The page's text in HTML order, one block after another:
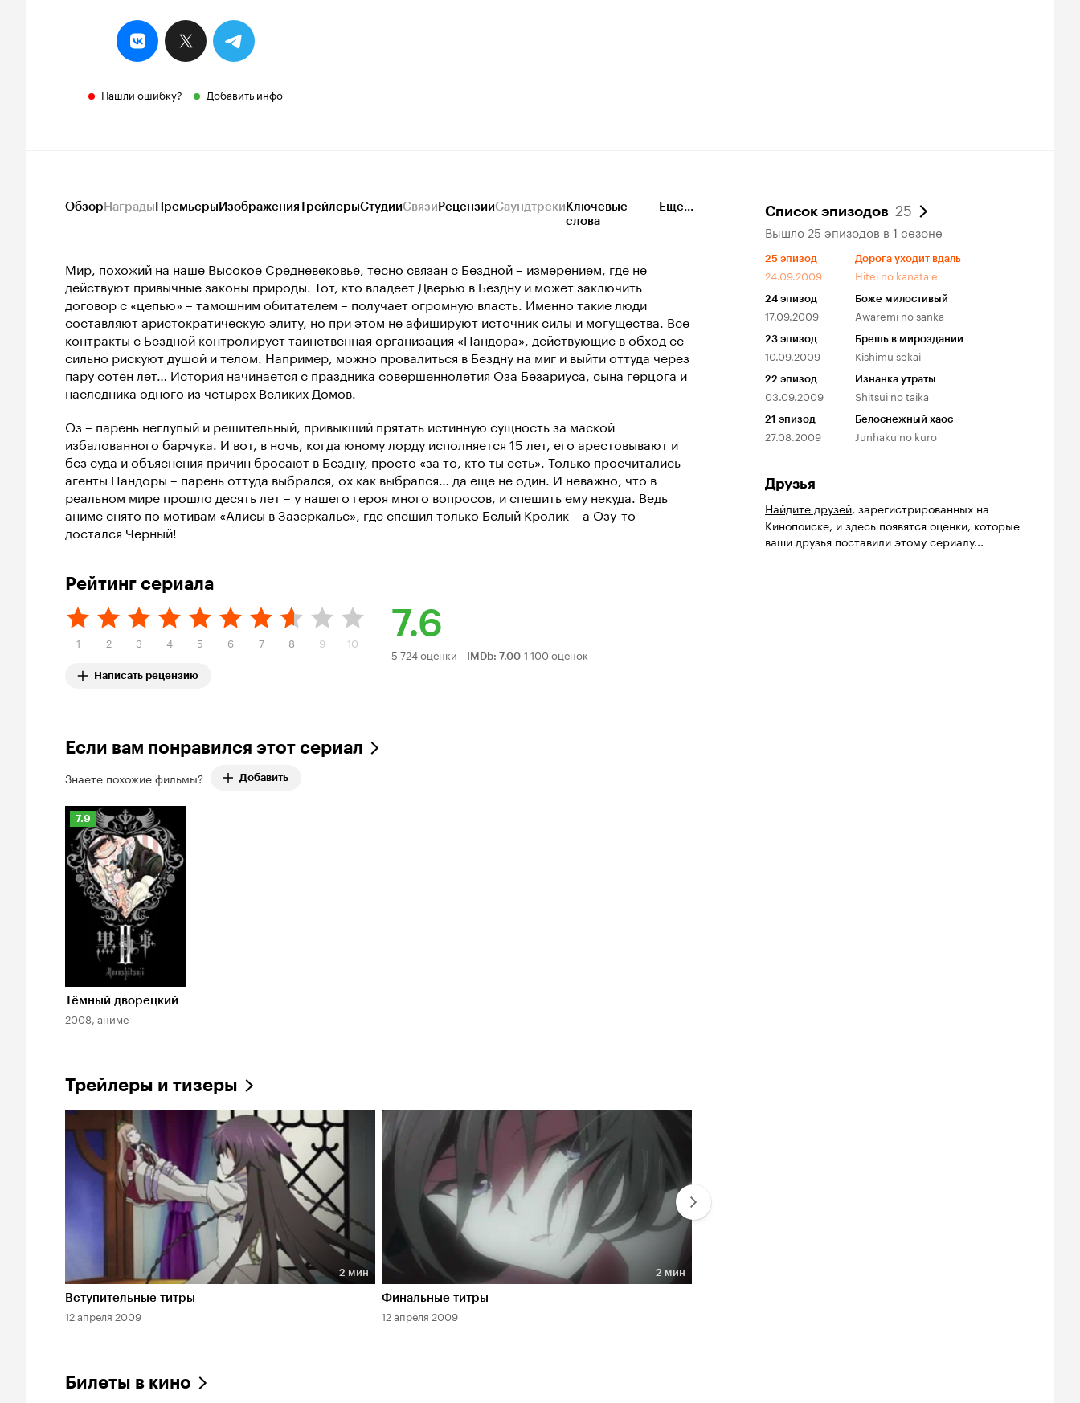
Нашли ошибку? Добавить инфо
ОбзорНаградыПремьерыИзображенияТрейлерыСтудииСвязиРецензииСаундтрекиКлючевые
слова
Еще...
Мир, похожий на наше Высокое Средневековье, тесно связан с Бездной – измерением, где не
действуют привычные законы природы. Тот, кто владеет Дверью в Бездну и может заключить
договор с «цепью» – тамошним обитателем – получает огромную власть. Именно такие люди
составляют аристократическую элиту, но при этом не афишируют источник силы и могущества. Все
контракты с Бездной контролирует таинственная организация «Пандора», действующие в обход ее
сильно рискуют душой и телом. Например, можно провалиться в Бездну на миг и выйти оттуда через
пару сотен лет… История начинается с праздника совершеннолетия Оза Безариуса, сына герцога и
наследника одного из четырех Великих Домов.
Оз – парень неглупый и решительный, привыкший прятать истинную сущность за маской
избалованного барчука. И вот, в ночь, когда юному лорду исполняется 15 лет, его арестовывают и
без суда и объяснения причин бросают в Бездну, просто «за то, кто ты есть». Только просчитались
агенты Пандоры – парень оттуда выбрался, ох как выбрался… да еще не один. И неважно, что в
реальном мире прошло десять лет – у нашего героя много вопросов, и спешить ему некуда. Ведь
аниме снято по мотивам «Алисы в Зазеркалье», где спешил только Белый Кролик – а Озу-то
достался Черный!
Рейтинг сериала
1 2 3 4 5 6 7 8 9 10
Написать рецензию
7.6
Рейтинг
5 724 оценки IMDb: 7.00 1 100 оценок
Если вам понравился этот сериал
Знаете похожие фильмы? Добавить
Рейтинг
Кинопоиска
7.9
7.9
Тёмный дворецкий
2008, аниме
Трейлеры и тизеры
Длительность 2 мин
2 мин
Вступительные титры
12 апреля 2009
Длительность 2 мин
2 мин
Финальные титры
12 апреля 2009
Билеты в кино
Список эпизодов 25
Вышло 25 эпизодов в 1 сезоне
25 эпизод
24.09.2009
Дорога уходит вдаль
Hitei no kanata e
24 эпизод
17.09.2009
Боже милостивый
Awaremi no sanka
23 эпизод
10.09.2009
Брешь в мироздании
Kishimu sekai
22 эпизод
03.09.2009
Изнанка утраты
Shitsui no taika
21 эпизод
27.08.2009
Белоснежный хаос
Junhaku no kuro
Друзья
Найдите друзей, зарегистрированных на
Кинопоиске, и здесь появятся оценки, которые
ваши друзья поставили этому сериалу...